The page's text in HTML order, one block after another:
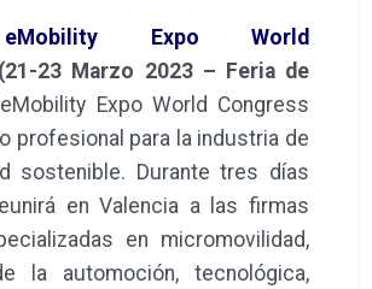
eMobility Expo World
(21-23 Marzo 2023 – Feria de
Expo World Congress
profesional para la industria de
sostenible. Durante tres días
en Valencia a las firmas
en micromovilidad,
la automoción, tecnológica,